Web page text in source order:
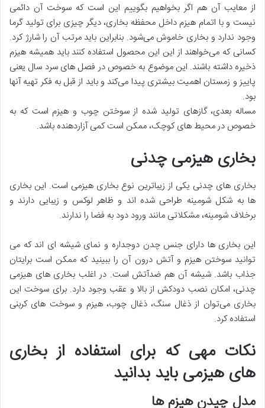
از معایب آن هم اگر بخواهیم بگوییم این است که سوخت آن دائمی
نیست و با اتمام هیزم داخل محفظه بخاری، دیگر چیزی برای تولید گرما
وجود ندارد و بخاری خاموش می‌شود. بنابراین باید مرتب آن را شارژ کرد.
کسانی که می‌خواهند از این این محصول استفاده کنند باید همیشه هیزم
ذخیره داشته باشند. این موضوع به خصوص در فصل های سرد سال یعنی
پاییز و زمستان اهمیت بیشتری پیدا می‌کند و باید از قبل به فکر تهیه آنها
بود.
مساله بعدی، گازهای تولید شده از سوختن چوب و هیزم است که به
خصوص در محیط های کوچک، ممکن است کمی آزاردهنده باشد.
بخاری هیزمی چدنی
بخاری های چدنی یکی از زیباترین نوع بخاری هیزمی است. این بخاری
ها به شکل شومینه طراحی شده اند و ظاهر لوکس و زیبایی دارند و
برخلاف شومینه، مشکلاتی مانند ورود دود به فضا را ندارند.
این بخاری ها دارای جنس چدن دوجداره و نمای شیشه ای اند که می
توانید سوختن هیزم و آتش درون آن را ببینید که ممکن است برایتان
جذاب باشد. شیشه آن هم ضدآتش است. در اغلب بخاری های هیزمی
چدنی، امکان نصب دودکش از بالا و عقب وجود دارد. برای سوخت این
بخاری می‌توان از ذغال سنگ، ذغال چوب، هیزم و سوخت های کربنی
استفاده کرد.
نکات مهی که برای استفاده از بخاری
های هیزمی باید بدانید
مدل چیدن هیزم ها